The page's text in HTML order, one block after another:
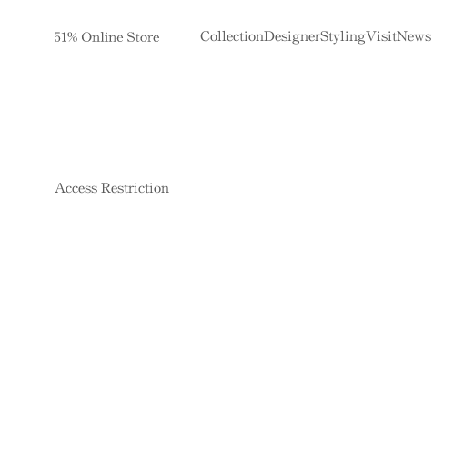
CollectionDesignerStylingVisitNews
Access Restriction